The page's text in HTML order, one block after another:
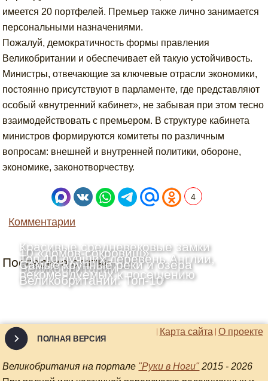
имеется 20 портфелей. Премьер также лично занимается
персональными назначениями.
Пожалуй, демократичность формы правления
Великобритании и обеспечивает ей такую устойчивость.
Министры, отвечающие за ключевые отрасли экономики,
постоянно присутствуют в парламенте, где представляют
особый «внутренний кабинет», не забывая при этом тесно
взаимодействовать с премьером. В структуре кабинета
министров формируются комитеты по различным
вопросам: внешней и внутренней политики, обороне,
экономике, законотворчеству.
4
Комментарии
Последние статьи
Красивые средневековые замки
Шотландии: Топ-10
10 «домов-сокровищ»
Великобритании
Топ-10 лучших деревень Англии,
рекомендуемых к посещению
Самые крупные реки и озёра
Великобритании: Топ-10
О проекте
Карта сайта
ПОЛНАЯ ВЕРСИЯ
Великобритания на портале "Руки в Ноги" 2015 - 2026